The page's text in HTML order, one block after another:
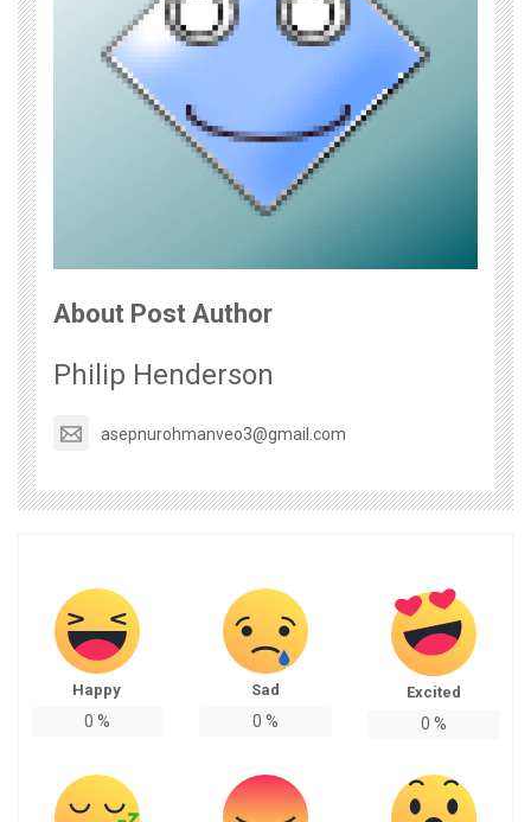
About Post Author
Philip Henderson
asepnurohmanveo3@gmail.com
Happy
0 %
Sad
0 %
Excited
0 %